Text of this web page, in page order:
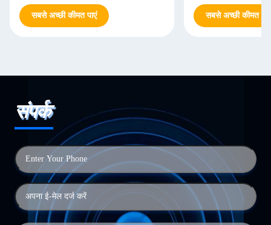
सबसे अच्छी कीमत पाएं सबसे अच्छी कीमत पाएं
संपर्क